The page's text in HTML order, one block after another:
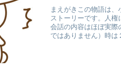
まえがきこの物語は
ストーリーです。人権
会話の内容はほぼ実際
ではありません）時は